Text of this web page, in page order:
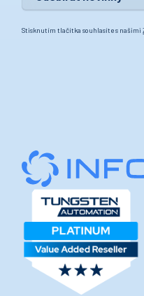
Stisknutím tlačítka souhlasíte s našimi